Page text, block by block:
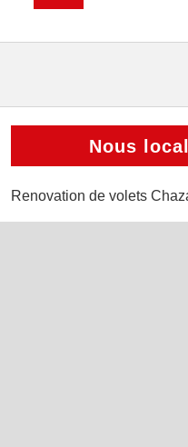
Nous
Renovation de volets